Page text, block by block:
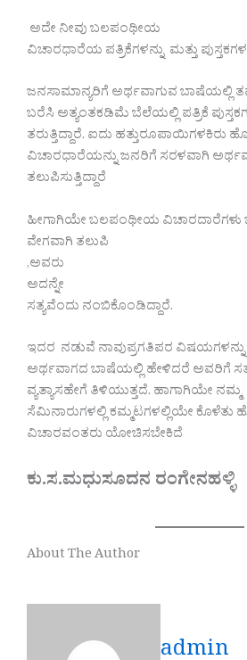
ಅದೇ ನೀವು ಬಲಪಂಥೀಯ
ವಿಚಾರಧಾರೆಯ ಪತ್ರಿಕೆಗಳನ್ನು ಮತ್ತು
ಜನಸಾಮಾನ್ಯರಿಗೆ ಅರ್ಥವಾಗುವ ಬಾಷೆಯಲ್ಲಿ
ಬರೆಸಿ ಅತ್ಯಂತಕಡಿಮೆ ಬೆಲೆಯಲ್ಲಿ ಪತ್ರಿಕೆ
ತರುತ್ತಿದ್ದಾರೆ. ಐದು ಹತ್ತುರೂಪಾಯಿಗಳಕಿರು
ವಿಚಾರಧಾರೆಯನ್ನು ಜನರಿಗೆ ಸರಳವಾಗಿ
ತಲುಪಿಸುತ್ತಿದ್ದಾರೆ
ಹೀಗಾಗಿಯೇ ಬಲಪಂಥೀಯ ವಿಚಾರದಾರೆಗಳು
ವೇಗವಾಗಿ ತಲುಪಿ
,ಅವರು
ಅದನ್ನೇ
ಸತ್ಯವೆಂದು ನಂಬಿಕೊಂಡಿದ್ದಾರೆ.
ಇದರ ನಡುವೆ ನಾವುಪ್ರಗತಿಪರ
ಅರ್ಥವಾಗದ ಬಾಷೆಯಲ್ಲಿ ಹೇಳಿದರೆ ಅವರಿಗೆ
ವ್ಯತ್ಯಾಸಹೇಗೆ ತಿಳಿಯುತ್ತದೆ. ಹಾಗಾಗಿಯೇ
ಸೆಮಿನಾರುಗಳಲ್ಲಿ ಕಮ್ಮಟಗಳಲ್ಲಿಯೇ ಕೊಳೆತು
ವಿಚಾರವಂತರು ಯೋಚಿಸಬೇಕಿದೆ
ಕು.ಸ.ಮಧುಸೂದನ ರಂಗೇನಹಳ್ಳಿ
About The Author
admin